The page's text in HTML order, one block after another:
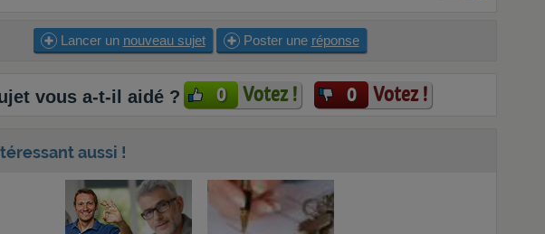
Lancer un nouveau sujet Poster une réponse
vous a-t-il aidé ? 0 Votez ! 0 Votez !
aussi !